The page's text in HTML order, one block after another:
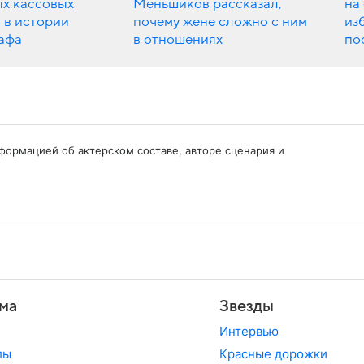
кассовых
истории
Меньшиков рассказал,
почему жене сложно с ним
в отношениях
на
об актерском составе, авторе сценария и
Звезды
Интервью
Красные дорожки